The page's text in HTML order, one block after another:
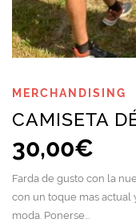
MERCHANDISING
CAMISETA
30,00€
Farda de gusto con la
con un toque mas actual
moda. Ponerse...